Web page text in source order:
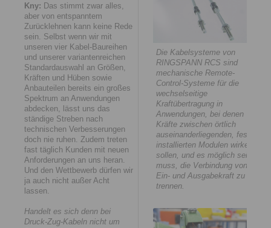
Kny: Das stimmt zwar alles,
aber von entspanntem
Zurücklehnen kann keine Rede
sein. Selbst wenn wir mit
unseren vier Kabel-Baureihen
und unserer variantenreichen
Standardauswahl an Größen,
Kräften und Hüben sowie
Anbauteilen bereits ein großes
Spektrum an Anwendungen
abdecken, lässt uns das
ständige Streben nach
technischen Verbesserungen
doch nie ruhen. Zudem treten
fast täglich Kunden mit neuen
Anforderungen an uns heran.
Und den Wettbewerb dürfen wir
ja auch nicht außer Acht
lassen.
Handelt es sich denn bei
Druck-Zug-Kabeln nicht um
Die Kabelsysteme von
RINGSPANN RCS sind
mechanische Remote-
Control-Systeme für die
wechselseitige
Kraftübertragung in
Anwendungen, bei denen
Kräfte zwischen örtlich
auseinanderliegenden, fest
installierten Modulen wirken
sollen, und es möglich sein
muss, die Verbindung von
Ein- und Ausgabekraft zu
trennen.